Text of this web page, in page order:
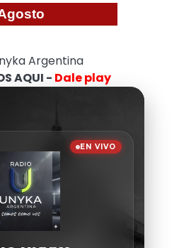
Argentina
AQUI - Dale play